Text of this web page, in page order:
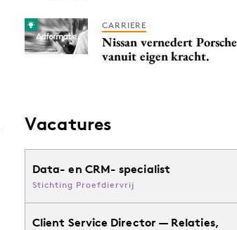
CARRIERE
Nissan vernedert Porsche
vanuit eigen kracht.
Vacatures
Data- en CRM- specialist
Stichting Proefdiervrij
Client Service Director — Relaties,